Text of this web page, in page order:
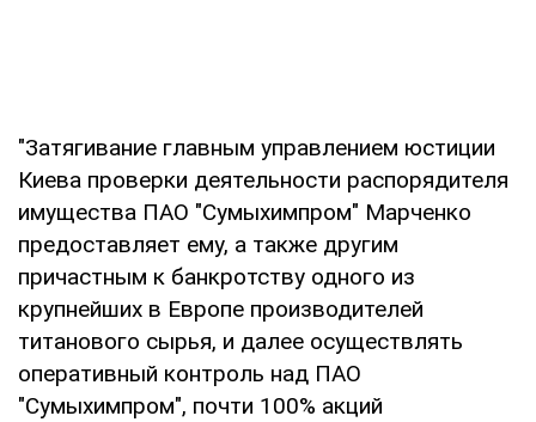
"Затягивание главным управлением юстиции
Киева проверки деятельности распорядителя
имущества ПАО "Сумыхимпром" Марченко
предоставляет ему, а также другим
причастным к банкротству одного из
крупнейших в Европе производителей
титанового сырья, и далее осуществлять
оперативный контроль над ПАО
"Сумыхимпром", почти 100% акций